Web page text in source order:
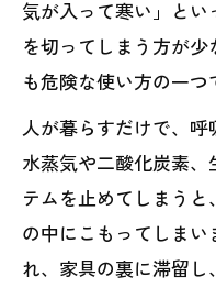
気が入って寒い」と
を切ってしまう方が
も危険な使い方の一つ
人が暮らすだけで、
水蒸気や二酸化炭素
テムを止めてしまう
の中にこもってしま
れ、家具の裏に滞留